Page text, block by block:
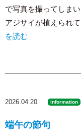
で写真を撮ってしま
アジサイが植えられ
を読む
2026.04.20 information
端午の節句